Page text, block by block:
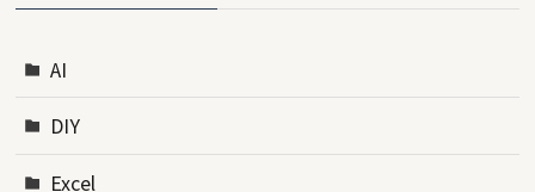
AI
DIY
Excel